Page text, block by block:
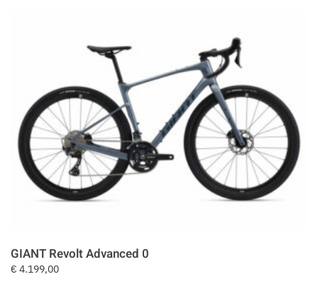
GIANT Revolt Advanced 0
€ 4.199,00